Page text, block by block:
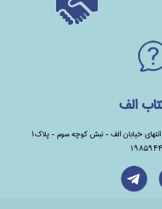
الف
خیابان الف - نبش کوچه سوم - پلاک1